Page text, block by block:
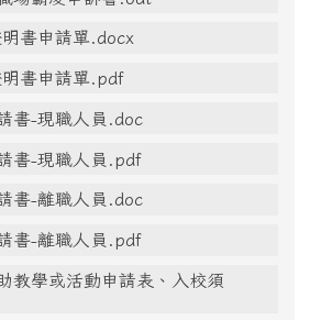
書申請單.docx
書申請單.pdf
書-現職人員.doc
書-現職人員.pdf
書-離職人員.doc
書-離職人員.pdf
教學或活動申請表、入校須